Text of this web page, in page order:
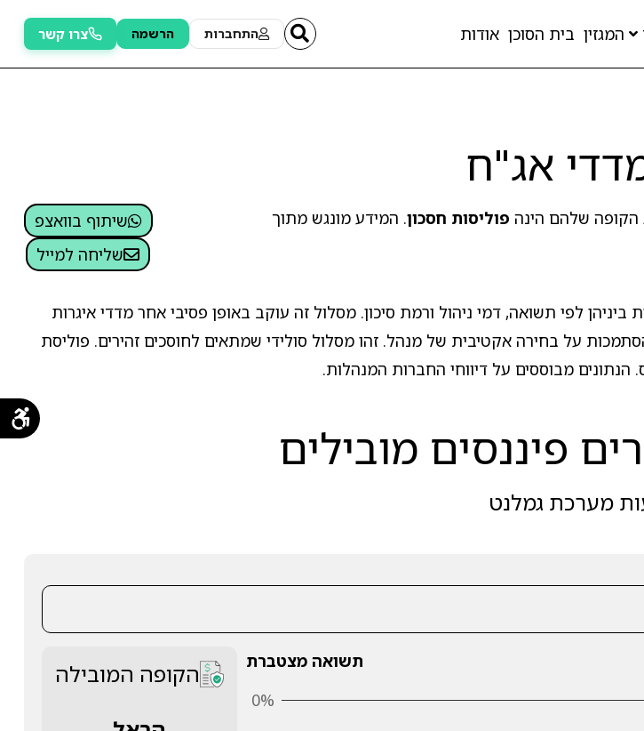
המגזין בית הסוכן אודות התחברות הרשמה צרו קשר
אג"ח
הקופה שלהם הינה פוליסות חסכון. המידע מונגש מתוך
שיתוף בוואצפ
שליחה למייל
לפי תשואה, דמי ניהול ורמת סיכון. מסלול זה עוקב באופן פסיבי אחר מדדי איגרות
על בחירה אקטיבית של מנהל. זהו מסלול סולידי שמתאים לחוסכים זהירים. פוליסת
מבוססים על דיווחי החברות המנהלות.
פיננסים מובילים
מערכת גמלנט
תשואה מצטברת
0%
הקופה המובילה